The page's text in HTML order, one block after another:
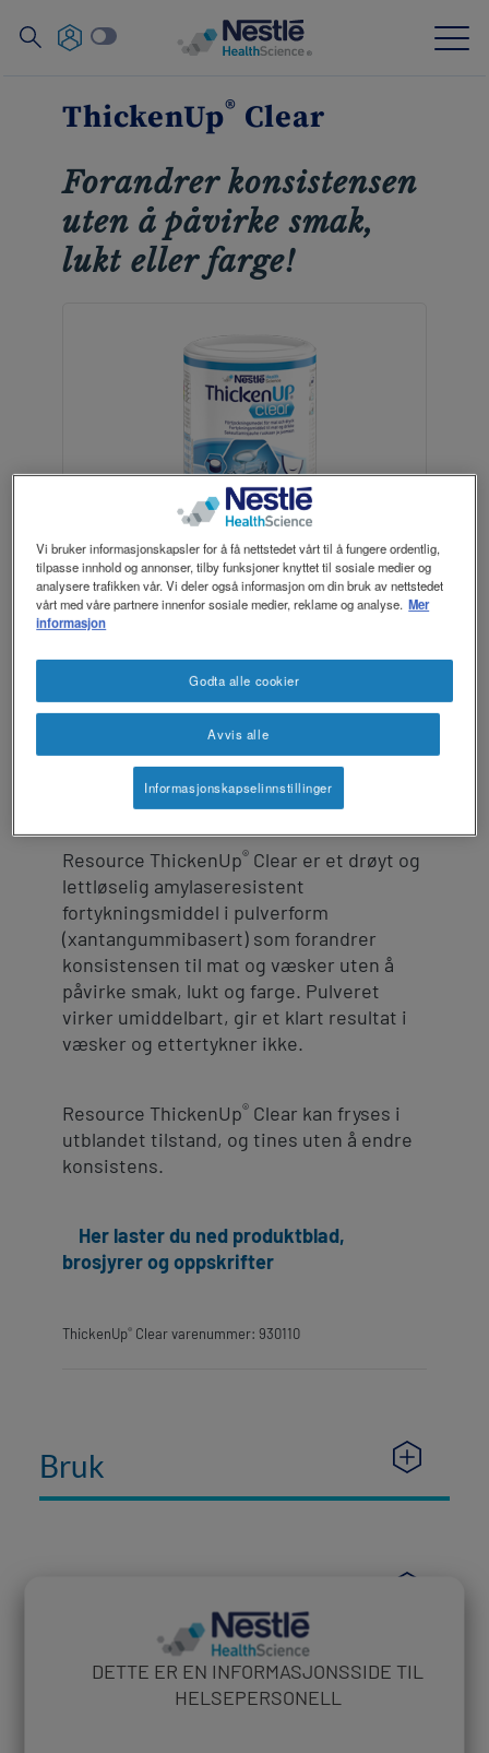
Varemerker
Om oss
Materiell og hjelpemidler for helsepersonell
Kontakt oss
Social
revamp
v2
ThickenUp® Clear
Forandrer konsistensen
uten å påvirke smak,
lukt eller farge!
dosering iht IDDSI. Les mer her
.
Ved svelgevansker (dysfagi) er det iblant
nødvendig å tykne tyntflytende drikker
som vann, melk, saft, juice, kaffe og te.
Resource ThickenUp®Clear er et drøyt og
lettløselig amylaseresistent
fortykningsmiddel i pulverform
(xantangummibasert) som forandrer
konsistensen til mat og væsker uten å
påvirke smak, lukt og farge. Pulveret
virker umiddelbart, gir et klart resultat i
væsker og ettertykner ikke.
Resource ThickenUp®Clear kan fryses i
utblandet tilstand, og tines uten å endre
konsistens.
Her laster du ned produktblad,
brosjyrer og oppskrifter
ThickenUp®Clear varenummer: 930110
Bruk
DETTE ER EN INFORMASJONSSIDE TIL
HELSEPERSONELL
Vi bruker informasjonskapsler for å få nettstedet vårt til å fungere ordentlig,
tilpasse innhold og annonser, tilby funksjoner knyttet til sosiale medier og
analysere trafikken vår. Vi deler også informasjon om din bruk av nettstedet
vårt med våre partnere innenfor sosiale medier, reklame og analyse. Mer
informasjon
Avvis alle
Godta alle cookier
Informasjonskapselinnstillinger